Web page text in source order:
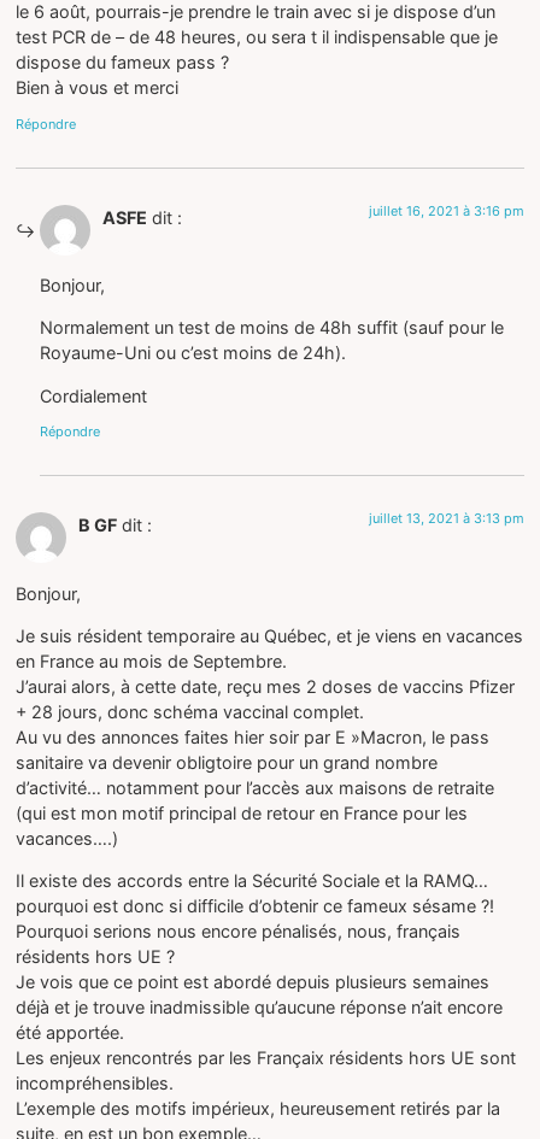
le 6 août, pourrais-je prendre le train avec si je dispose d’un
test PCR de – de 48 heures, ou sera t il indispensable que je
dispose du fameux pass ?
Bien à vous et merci
Répondre
ASFE dit : juillet 16, 2021 à 3:16 pm
Bonjour,
Normalement un test de moins de 48h suffit (sauf pour le
Royaume-Uni ou c’est moins de 24h).
Cordialement
Répondre
B GF dit : juillet 13, 2021 à 3:13 pm
Bonjour,
Je suis résident temporaire au Québec, et je viens en vacances
en France au mois de Septembre.
J’aurai alors, à cette date, reçu mes 2 doses de vaccins Pfizer
+ 28 jours, donc schéma vaccinal complet.
Au vu des annonces faites hier soir par E »Macron, le pass
sanitaire va devenir obligtoire pour un grand nombre
d’activité… notamment pour l’accès aux maisons de retraite
(qui est mon motif principal de retour en France pour les
vacances….)
Il existe des accords entre la Sécurité Sociale et la RAMQ…
pourquoi est donc si difficile d’obtenir ce fameux sésame ?!
Pourquoi serions nous encore pénalisés, nous, français
résidents hors UE ?
Je vois que ce point est abordé depuis plusieurs semaines
déjà et je trouve inadmissible qu’aucune réponse n’ait encore
été apportée.
Les enjeux rencontrés par les Françaix résidents hors UE sont
incompréhensibles.
L’exemple des motifs impérieux, heureusement retirés par la
suite, en est un bon exemple…